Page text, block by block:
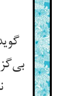
نان تازه می‌پزند